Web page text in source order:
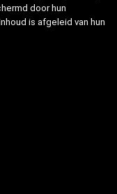
door hun
is afgeleid van hun